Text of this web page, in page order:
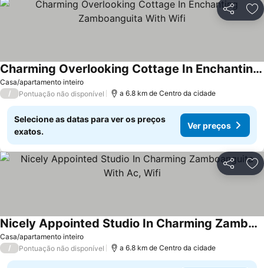
Partilhar
Casa/apartamento inteiro
Charming Overlooking Cottage In Enchanting Zamboanguita With Wifi
/ Pontuação não disponível a 6.8 km de Centro da cidade
Selecione as datas para ver os preços
exatos.
Ver preços
Partilhar
Casa/apartamento inteiro
Nicely Appointed Studio In Charming Zamboanguita With Ac, Wifi
/ Pontuação não disponível a 6.8 km de Centro da cidade